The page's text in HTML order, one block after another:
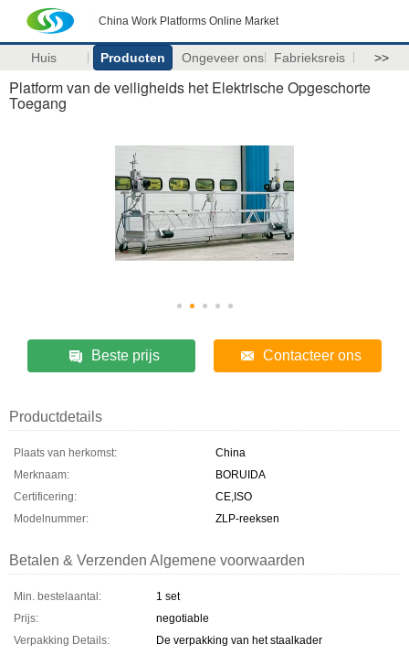
China Work Platforms Online Market
Huis Producten Ongeveer ons Fabrieksreis >>
Platform van de veiligheids het Elektrische Opgeschorte
Toegang
Beste prijs Contacteer ons
Productdetails
Plaats van herkomst:
China
Merknaam:
BORUIDA
Certificering:
CE,ISO
Modelnummer:
ZLP-reeksen
Betalen & Verzenden Algemene voorwaarden
Min. bestelaantal:
1 set
Prijs:
negotiable
Verpakking Details:
De verpakking van het staalkader